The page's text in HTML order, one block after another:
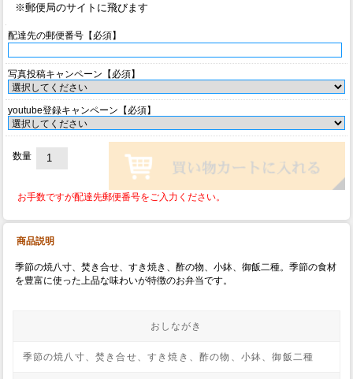
※郵便局のサイトに飛びます
配達先の郵便番号【必須】
写真投稿キャンペーン【必須】
youtube登録キャンペーン【必須】
数量
お手数ですが配達先郵便番号をご入力ください。
商品説明
季節の焼八寸、焚き合せ、すき焼き、酢の物、小鉢、御飯二種。季節の食材
を豊富に使った上品な味わいが特徴のお弁当です。
おしながき
季節の焼八寸、焚き合せ、すき焼き、酢の物、小鉢、御飯二種